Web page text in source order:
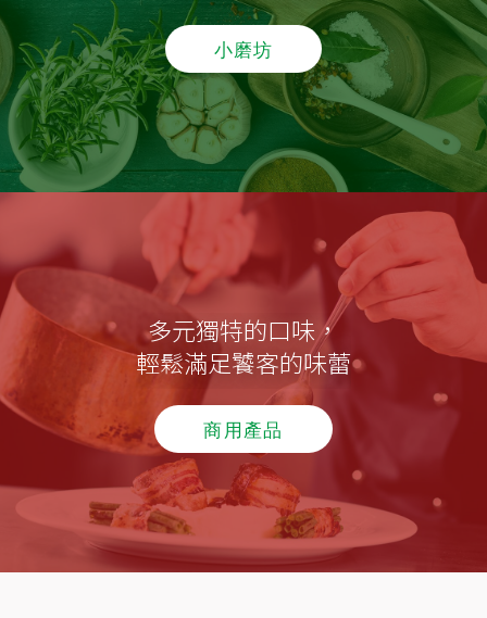
小磨坊
多元獨特的口味，
輕鬆滿足饕客的味蕾
商用產品